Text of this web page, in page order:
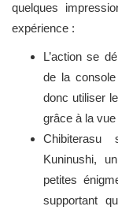
quelques
expérience :
L’action se
de la
donc utiliser
grâce à la
Chibiterasu
Kuninushi,
petites
supportant